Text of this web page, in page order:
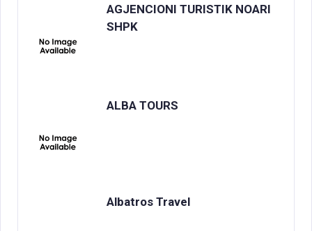
AGJENCIONI TURISTIK NOARI
SHPK
ALBA TOURS
Albatros Travel